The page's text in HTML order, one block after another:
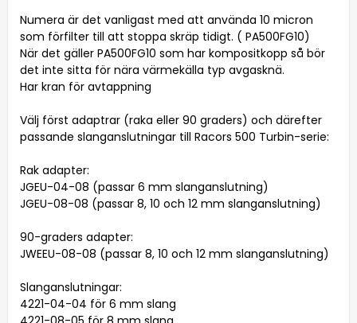
Numera är det vanligast med att använda 10 micron
som förfilter till att stoppa skräp tidigt. ( PA500FG10)
När det gäller PA500FG10 som har kompositkopp så bör
det inte sitta för nära värmekälla typ avgasknä.
Har kran för avtappning
Välj först adaptrar (raka eller 90 graders) och därefter
passande slanganslutningar till Racors 500 Turbin-serie:
Rak adapter:
JGEU-04-08 (passar 6 mm slanganslutning)
JGEU-08-08 (passar 8, 10 och 12 mm slanganslutning)
90-graders adapter:
JWEEU-08-08 (passar 8, 10 och 12 mm slanganslutning)
Slanganslutningar:
4221-04-04 för 6 mm slang